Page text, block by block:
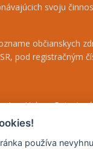
svoju
občianskych
pod registračným
Ing. Helena
Nikoleta, tel.:
- Mgr. Beáta Puha,
používa